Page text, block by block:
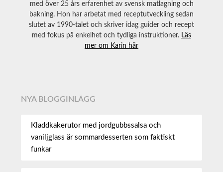
med över 25 års erfarenhet av svensk matlagning och
bakning. Hon har arbetat med receptutveckling sedan
slutet av 1990-talet och skriver idag guider och recept
med fokus på enkelhet och tydliga instruktioner. Läs
mer om Karin här
NYA BLOGGINLÄGG
Kladdkakerutor med jordgubbssalsa och
vaniljglass är sommardesserten som faktiskt
funkar